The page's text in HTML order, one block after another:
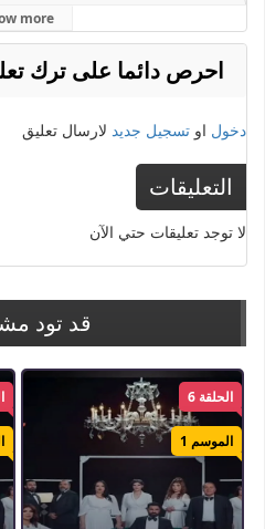
الكلمات الدلالية :مسلسل مالك,الحلقة 1 ,مسلسلات
الحلقة 1 كاملة
مسلسل مالك حلقة 1 ,مسلسل مالك
more
احرص دائما على ترك
دخول او تسجيل جديد لارسال تعليق
التعليقات
لا توجد تعليقات حتي الآن
قد تود
الحلقة 6
الموسم 1